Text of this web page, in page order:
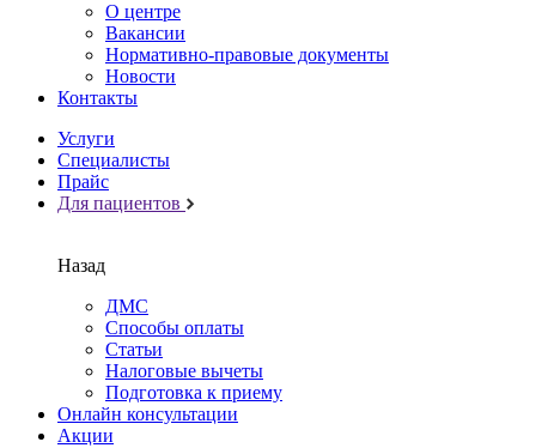
О центре
Вакансии
Нормативно-правовые документы
Новости
Контакты
Услуги
Специалисты
Прайс
Для пациентов
Назад
ДМС
Способы оплаты
Статьи
Налоговые вычеты
Подготовка к приему
Онлайн консультации
Акции